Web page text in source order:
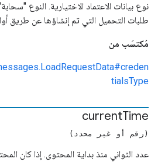
نوع بيانات الاعتماد الاختيارية. النوع
طلبات التحميل التي تم إنشاؤها عن طريق
مُكتسَب من
tialsType
currentTime
(رقم أو غير محدد)
عدد الثواني منذ بداية المحتوى. إذا كان